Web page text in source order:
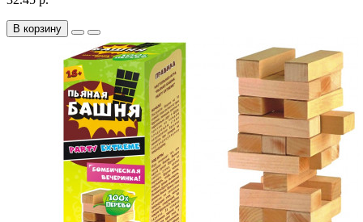
В корзину